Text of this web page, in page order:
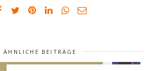
ÄHNLICHE BEITRÄGE